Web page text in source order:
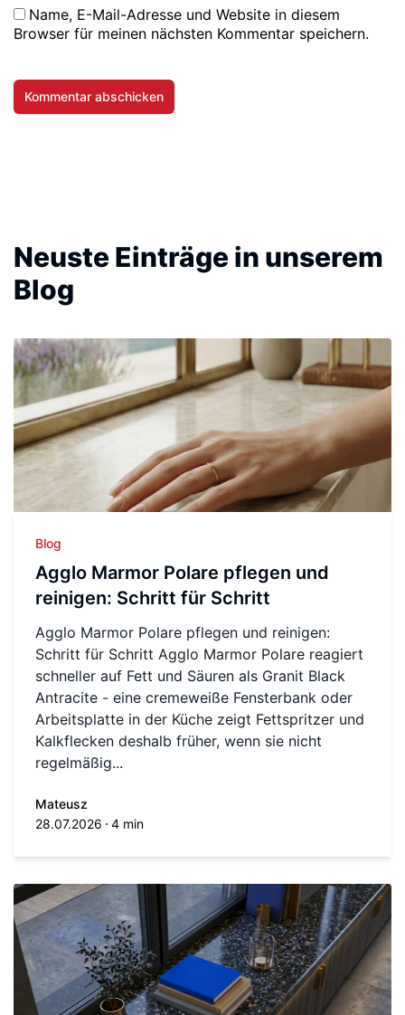
Name, E-Mail-Adresse und Website in diesem
Browser für meinen nächsten Kommentar speichern.
Neuste Einträge in unserem
Blog
Blog
Agglo Marmor Polare pflegen und
reinigen: Schritt für Schritt
Agglo Marmor Polare pflegen und reinigen:
Schritt für Schritt Agglo Marmor Polare reagiert
schneller auf Fett und Säuren als Granit Black
Antracite - eine cremeweiße Fensterbank oder
Arbeitsplatte in der Küche zeigt Fettspritzer und
Kalkflecken deshalb früher, wenn sie nicht
regelmäßig...
Mateusz
28.07.2026
4 min